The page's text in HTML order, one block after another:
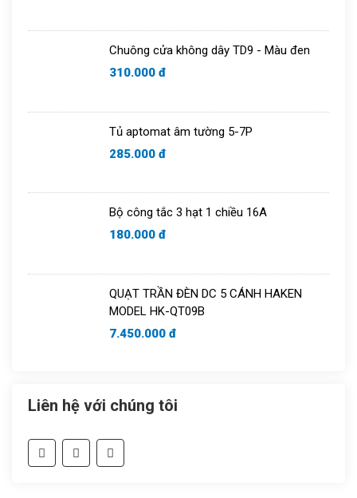
Chuông cửa không dây TD9 - Màu đen
310.000 đ
Tủ aptomat âm tường 5-7P
285.000 đ
Bộ công tắc 3 hạt 1 chiều 16A
180.000 đ
QUẠT TRẦN ĐÈN DC 5 CÁNH HAKEN
MODEL HK-QT09B
7.450.000 đ
Liên hệ với chúng tôi